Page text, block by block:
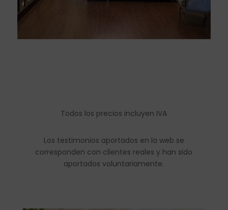
Todos los precios incluyen IVA
Los testimonios aportados en la web se
corresponden con clientes reales y han sido
aportados voluntariamente.